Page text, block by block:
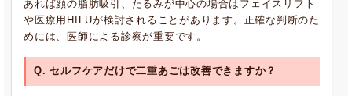
あれば顔の脂肪吸引、たるみが中心の場合はフェイスリフト
や医療用HIFUが検討されることがあります。正確な判断のた
めには、医師による診察が重要です。
Q. セルフケアだけで二重あごは改善できますか？